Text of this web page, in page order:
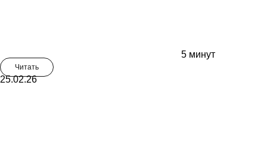
5 минут
Читать
25.02.26